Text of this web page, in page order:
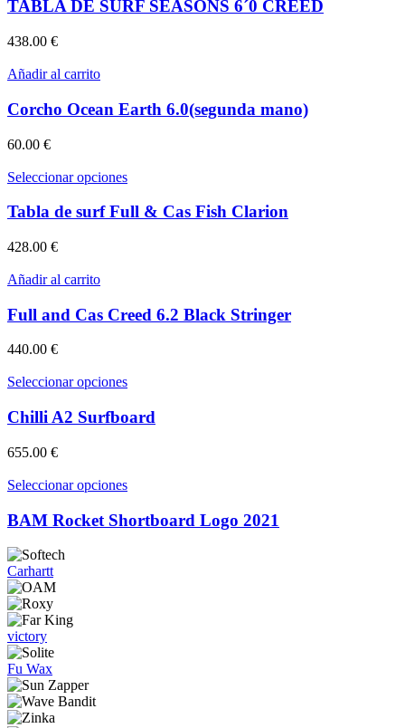
elegir
pueden
elegir
de
TABLA DE SURF SEASONS 6´0 CREED
438.00 €
Añadir al carrito
Corcho Ocean Earth 6.0(segunda mano)
60.00 €
Seleccionar opcionesEste
tiene
pueden
elegir
de
Tabla de surf Full & Cas Fish Clarion
428.00 €
Añadir al carrito
Full and Cas Creed 6.2 Black Stringer
440.00 €
Seleccionar opcionesEste
tiene
múltiples
opciones
se
pueden
elegir
Chilli A2 Surfboard
655.00 €
Seleccionar opcionesEste
tiene
múltiples
BAM Rocket Shortboard Logo 2021
Carhartt
victory
Fu Wax